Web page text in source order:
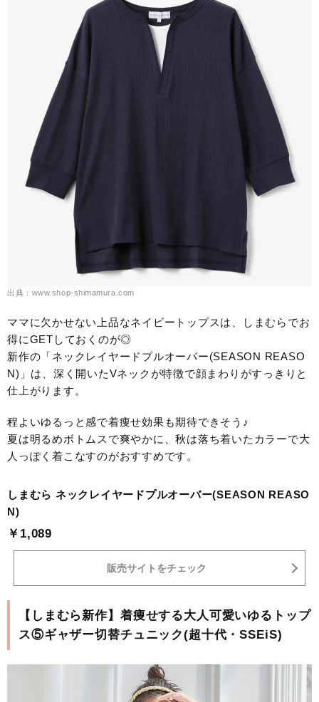
出典：www.shop-shimamura.com
ママに欠かせない上品なネイビートップスは、しまむらでお
得にGETしておくのが◎
新作の「ネックレイヤードプルオーバー(SEASON REASO
N)」は、深く開いたVネックが特徴で顔まわりがすっきりと
仕上がります。
程よいゆるっと感で着痩せ効果も期待できそう♪
夏は明るめボトムスで爽やかに、秋は落ち着いたカラーで大
人っぽく着こなすのがおすすめです。
しまむら ネックレイヤードプルオーバー(SEASON REASO
N)
￥1,089
販売サイトをチェック
【しまむら新作】着痩せする大人可愛いゆるトップ
ス⑤ギャザー切替チュニック(超十代・SSEiS)